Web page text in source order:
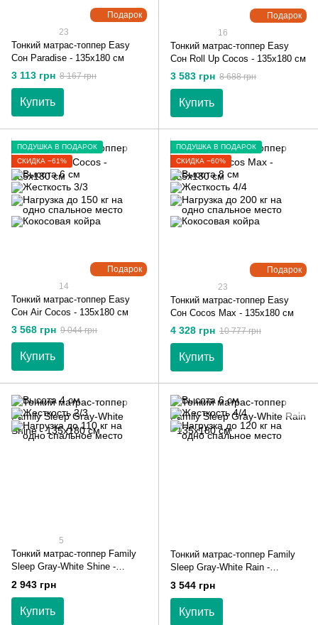
Подарок
23
Тонкий матрас-топпер Easy
Сон Paradise - 135х180 см
3 113 грн 8 167 грн
Купить
Подарок
16
Тонкий матрас-топпер Easy
Сон Roll Up Cocos - 135х180 см
3 583 грн 8 688 грн
Купить
Подарок
ПОДУШКА В ПОДАРОК
СКИДКА −61%
14
Тонкий матрас-топпер Easy
Сон Air Cocos - 135х180 см
3 568 грн 9 044 грн
Купить
Подарок
ПОДУШКА В ПОДАРОК
СКИДКА −60%
23
Тонкий матрас-топпер Easy
Сон Cocos Max - 135х180 см
4 328 грн 10 777 грн
Купить
5
Тонкий матрас-топпер Family
Sleep Gray-White Shine -
135х180 см
2 943 грн
Купить
Тонкий матрас-топпер Family
Sleep Gray-White Rain -
135х180 см
3 544 грн
Купить